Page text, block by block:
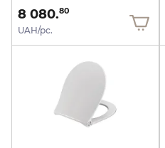
8 080.80
UAH/pc.